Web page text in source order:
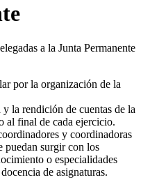
a la Junta Permanente
por la organización de la
la rendición de cuentas de la
al final de cada ejercicio.
y coordinadoras
puedan surgir con los
o especialidades
de asignaturas.